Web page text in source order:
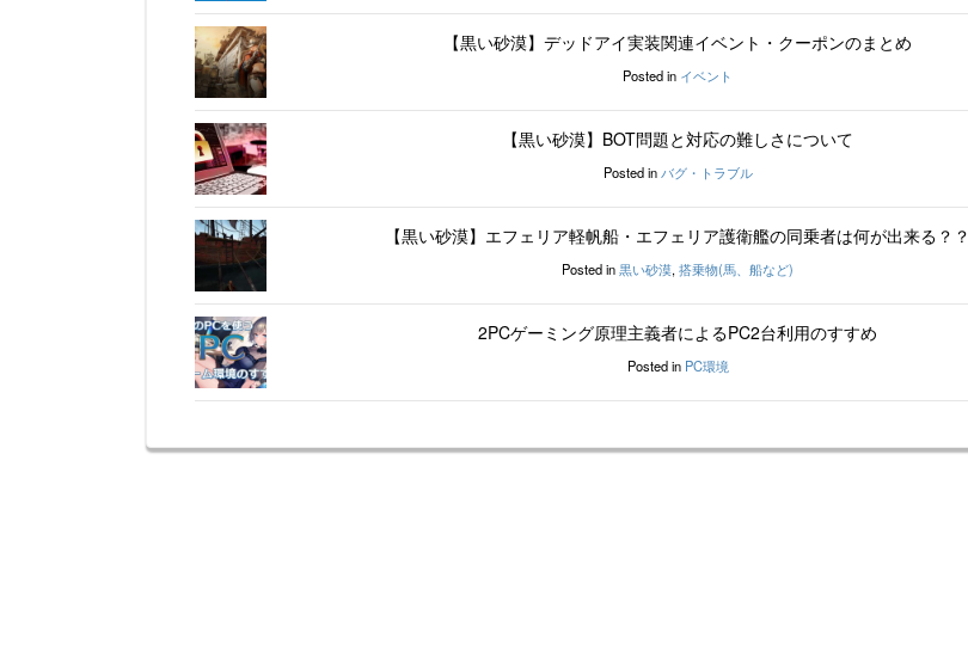
【黒い砂漠】デッドアイ実装関連イベント・クーポンのまとめ
Posted in イベント
【黒い砂漠】BOT問題と対応の難しさについて
Posted in バグ・トラブル
【黒い砂漠】エフェリア軽帆船・エフェリア護衛艦の同乗者は何が出来る？？
Posted in黒い砂漠, 搭乗物(馬、船など)
2PCゲーミング原理主義者によるPC2台利用のすすめ
Posted in PC環境